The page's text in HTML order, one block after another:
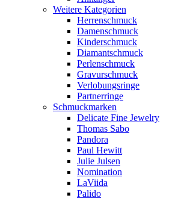
Weitere Kategorien
Herrenschmuck
Damenschmuck
Kinderschmuck
Diamantschmuck
Perlenschmuck
Gravurschmuck
Verlobungsringe
Partnerringe
Schmuckmarken
Delicate Fine Jewelry
Thomas Sabo
Pandora
Paul Hewitt
Julie Julsen
Nomination
LaViida
Palido